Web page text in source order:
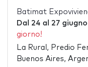
Batimat
Dal 24 al 27
giorno!
La Rural, Predio
Buenos Aires,